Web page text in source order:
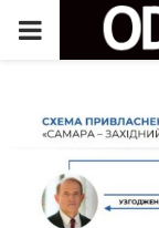
P
M